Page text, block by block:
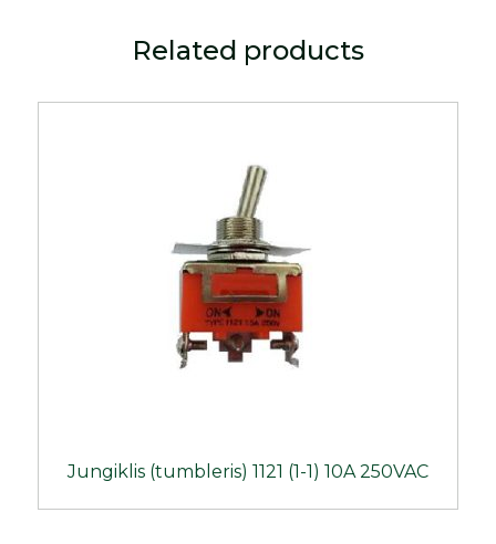
Related products
Jungiklis (tumbleris) 1121 (1-1) 10A 250VAC